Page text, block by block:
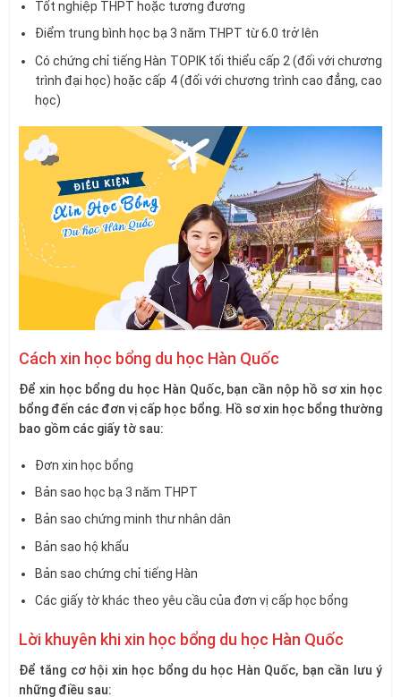
Tốt nghiệp THPT hoặc tương đương
Điểm trung bình học bạ 3 năm THPT từ 6.0 trở lên
Có chứng chỉ tiếng Hàn TOPIK tối thiểu cấp 2 (đối với chương
trình đại học) hoặc cấp 4 (đối với chương trình cao đẳng, cao
học)
Cách xin học bổng du học Hàn Quốc
Để xin học bổng du học Hàn Quốc, bạn cần nộp hồ sơ xin học
bổng đến các đơn vị cấp học bổng. Hồ sơ xin học bổng thường
bao gồm các giấy tờ sau:
Đơn xin học bổng
Bản sao học bạ 3 năm THPT
Bản sao chứng minh thư nhân dân
Bản sao hộ khẩu
Bản sao chứng chỉ tiếng Hàn
Các giấy tờ khác theo yêu cầu của đơn vị cấp học bổng
Lời khuyên khi xin học bổng du học Hàn Quốc
Để tăng cơ hội xin học bổng du học Hàn Quốc, bạn cần lưu ý
những điều sau: